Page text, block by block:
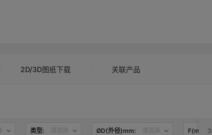
2D/3D图纸下载 关联产品
类型: ØD(外径)mm: F(mm):